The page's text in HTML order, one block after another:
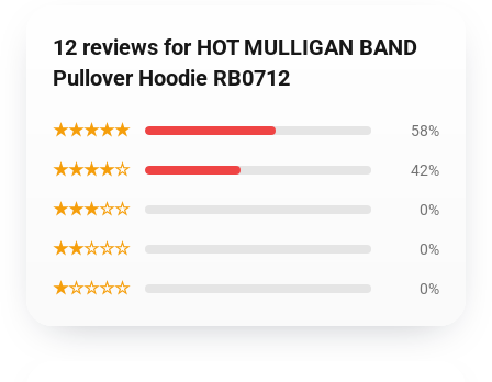
12 reviews for HOT MULLIGAN BAND
Pullover Hoodie RB0712
★★★★★ 58%
★★★★☆ 42%
★★★☆☆ 0%
★★☆☆☆ 0%
★☆☆☆☆ 0%